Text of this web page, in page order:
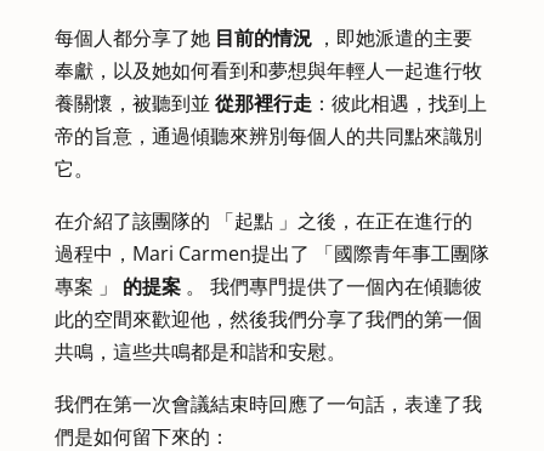
每個人都分享了她目前的情況，即她派遣的主要
奉獻，以及她如何看到和夢想與年輕人一起進行牧
養關懷，被聽到並 從那裡行走：彼此相遇，找到上
帝的旨意，通過傾聽來辨別每個人的共同點來識別
它。
在介紹了該團隊的 「起點 」之後，在正在進行的
過程中，Mari Carmen提出了 「國際青年事工團隊
專案 」
的提案。 我們專門提供了一個內在傾聽彼
此的空間來歡迎他，然後我們分享了我們的第一個
共鳴，這些共鳴都是和諧和安慰。
我們在第一次會議結束時回應了一句話，表達了我
們是如何留下來的：